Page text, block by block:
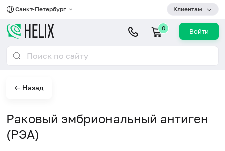
Санкт-Петербург Клиентам
0 Войти
← Назад
Раковый эмбриональный антиген
(РЭА)